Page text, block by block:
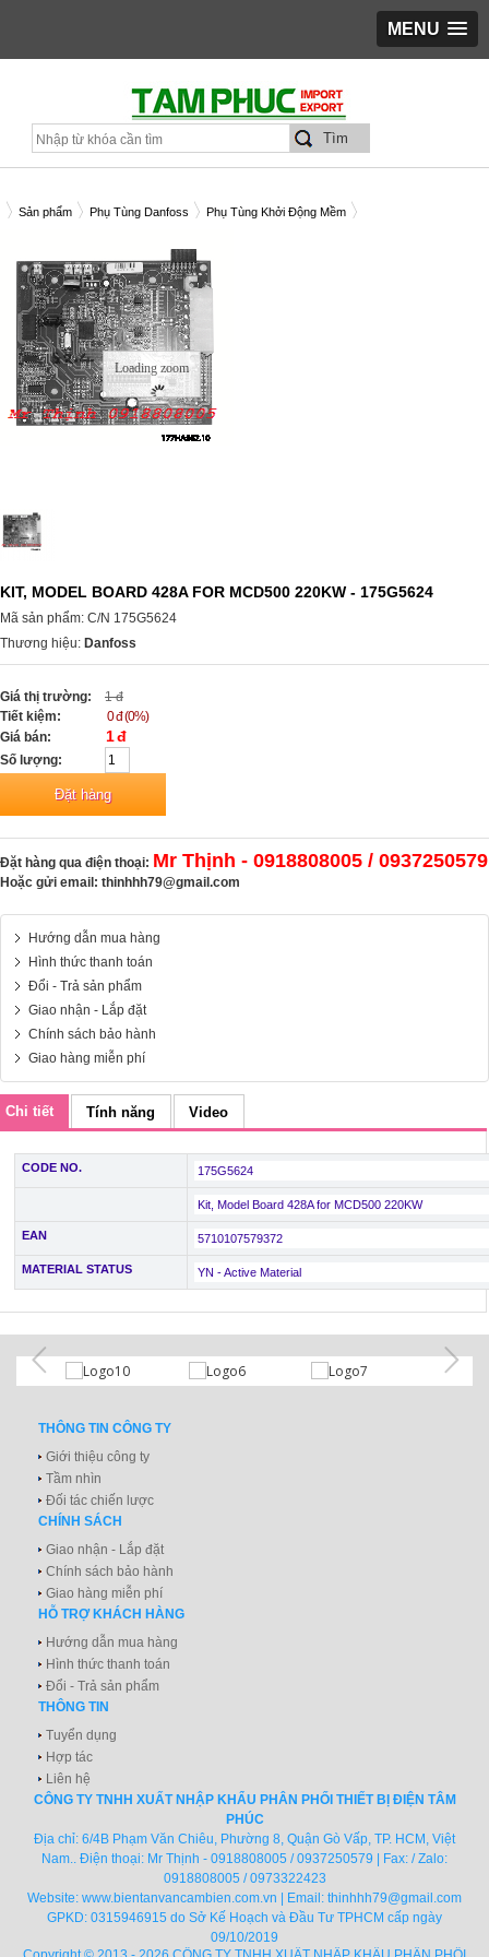
MENU
Sản phẩm Phụ Tùng Danfoss
Phụ Tùng Khởi Động Mềm
Loading zoom
KIT, MODEL BOARD 428A FOR MCD500 220KW - 175G5624
Mã sản phẩm: C/N 175G5624
Thương hiệu: Danfoss
Giá thị trường:
1 đ
Tiết kiệm:
0 đ (0%)
Giá bán:
1 đ
Số lượng:
Đặt hàng qua điện thoại: Mr Thịnh - 0918808005 / 0937250579
Hoặc gửi email: thinhhh79@gmail.com
Hướng dẫn mua hàng
Hình thức thanh toán
Đổi - Trả sản phẩm
Giao nhận - Lắp đặt
Chính sách bảo hành
Giao hàng miễn phí
Chi tiết Tính năng Video
CODE NO. 175G5624
Kit, Model Board 428A for MCD500 220KW
EAN 5710107579372
MATERIAL STATUS YN - Active Material
THÔNG TIN CÔNG TY
Giới thiệu công ty
Tầm nhìn
Đối tác chiến lược
CHÍNH SÁCH
Giao nhận - Lắp đặt
Chính sách bảo hành
Giao hàng miễn phí
HỖ TRỢ KHÁCH HÀNG
Hướng dẫn mua hàng
Hình thức thanh toán
Đổi - Trả sản phẩm
THÔNG TIN
Tuyển dụng
Hợp tác
Liên hệ
CÔNG TY TNHH XUẤT NHẬP KHẨU PHÂN PHỐI THIẾT BỊ ĐIỆN TÂM
PHÚC
Địa chỉ: 6/4B Phạm Văn Chiêu, Phường 8, Quận Gò Vấp, TP. HCM, Việt
Nam.. Điện thoại: Mr Thịnh - 0918808005 / 0937250579 | Fax: / Zalo:
0918808005 / 0973322423
Website: www.bientanvancambien.com.vn | Email: thinhhh79@gmail.com
GPKD: 0315946915 do Sở Kế Hoạch và Đầu Tư TPHCM cấp ngày
09/10/2019